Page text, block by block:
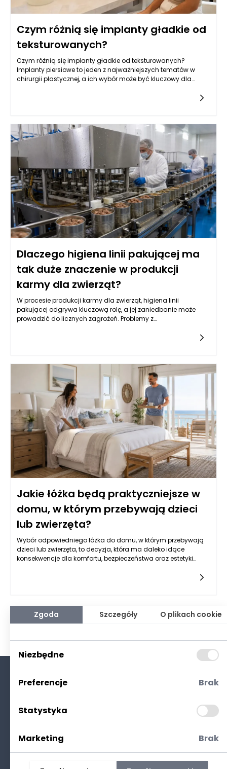
Czym różnią się implanty gładkie od
teksturowanych?
Czym różnią się implanty gładkie od teksturowanych?
Implanty piersiowe to jeden z najważniejszych tematów w
chirurgii plastycznej, a ich wybór może być kluczowy dla
Dlaczego higiena linii pakującej ma
tak duże znaczenie w produkcji
karmy dla zwierząt?
W procesie produkcji karmy dla zwierząt, higiena linii
pakującej odgrywa kluczową rolę, a jej zaniedbanie może
prowadzić do licznych zagrożeń. Problemy z
pakujących do karmy dla zwierząt może prowadzić do
rozwoju patogenów, takich jak Salmonella czy E. coli, które są
niebezpieczne zarówno dla zwierząt, jak i ludzi. Z tego względu,
zabrudzone maszyny mogą stać się źródłem zatrucia
pokarmowego, co w konsekwencji prowadzi do strat
finansowych dla producenta oraz pogorszenia reputacji
marki na rynku.
Jakie łóżka będą praktyczniejsze w
domu, w którym przebywają dzieci
lub zwierzęta?
Wybór odpowiedniego łóżka do domu, w którym przebywają
dzieci lub zwierzęta, to decyzja, która ma daleko idące
konsekwencje dla komfortu, bezpieczeństwa oraz estetyki
każdego dnia. W przypadku obecności dzieci czy zwierząt,
wybór odpowiedniego modelu może być szczególnie
kluczowy. Lepiej jest zainwestować w łóżko, które wpisuje się w
praktyczności.
Polityka prywatności
Zgoda Szczegóły O plikach cookie
Niezbędne
Preferencje Brak
Statystyka
Marketing Brak